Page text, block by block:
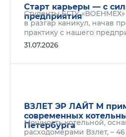
Старт карьеры — с
предприятия
Студенты БГТУ «ВОЕНМЕХ»
в разгар каникул, начав
практику с нашего
31.07.2026
ВЗЛЕТ ЭР ЛАЙТ М
современных
Петербурга
Мощность котельной,
расходомерами Взлет, –